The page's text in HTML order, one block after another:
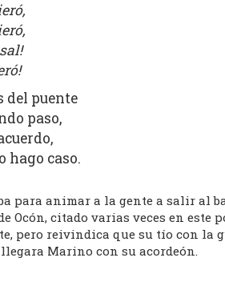
del puente
paso,
hago caso.
para animar a la gente a salir al
Ocón, citado varias veces en
pero reivindica que su tío con la
Marino con su acordeón.